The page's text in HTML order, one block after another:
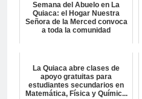
Semana del Abuelo en La
Quiaca: el Hogar Nuestra
Señora de la Merced convoca
a toda la comunidad
La Quiaca abre clases de
apoyo gratuitas para
estudiantes secundarios en
Matemática, Física y Químic...